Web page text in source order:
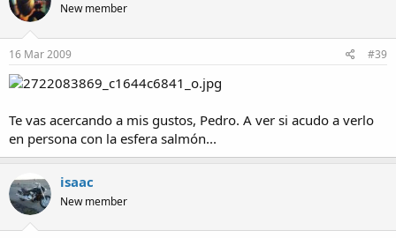
New member
16 Mar 2009 #39
Te vas acercando a mis gustos, Pedro. A ver si acudo a verlo
en persona con la esfera salmón...
isaac
New member